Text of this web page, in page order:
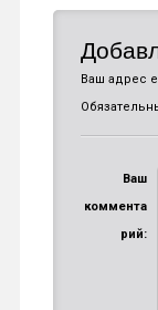
Ваш адрес
Ваш
коммента
рий: